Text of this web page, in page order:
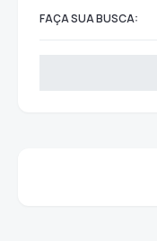
FAÇA SUA BUSCA: